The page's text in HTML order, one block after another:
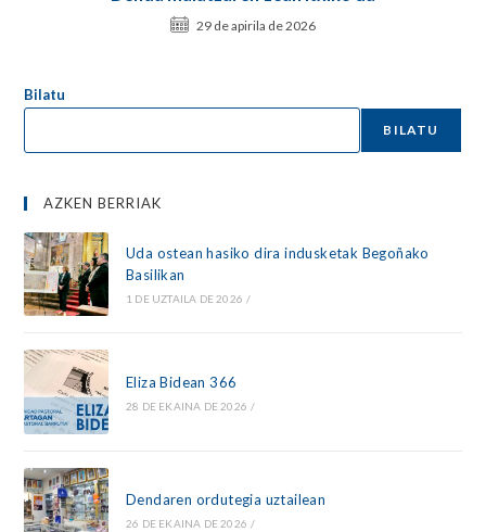
29 de apirila de 2026
Bilatu
BILATU
AZKEN BERRIAK
Uda ostean hasiko dira indusketak Begoñako
Basilikan
1 DE UZTAILA DE 2026 /
Eliza Bidean 366
28 DE EKAINA DE 2026 /
Dendaren ordutegia uztailean
26 DE EKAINA DE 2026 /